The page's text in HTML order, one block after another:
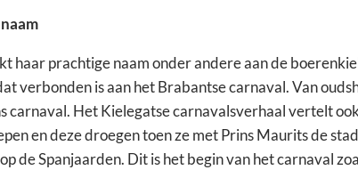
haar prachtige naam onder andere aan de
verbonden is aan het Brabantse carnaval. Van
carnaval. Het Kielegatse carnavalsverhaal vertelt
en deze droegen toen ze met Prins Maurits de
de Spanjaarden. Dit is het begin van het carnaval